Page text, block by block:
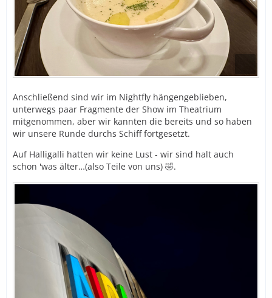
Anschließend sind wir im Nightfly hängengeblieben,
unterwegs paar Fragmente der Show im Theatrium
mitgenommen, aber wir kannten die bereits und so haben
wir unsere Runde durchs Schiff fortgesetzt.
Auf Halligalli hatten wir keine Lust - wir sind halt auch
schon 'was älter…(also Teile von uns) 🤣.